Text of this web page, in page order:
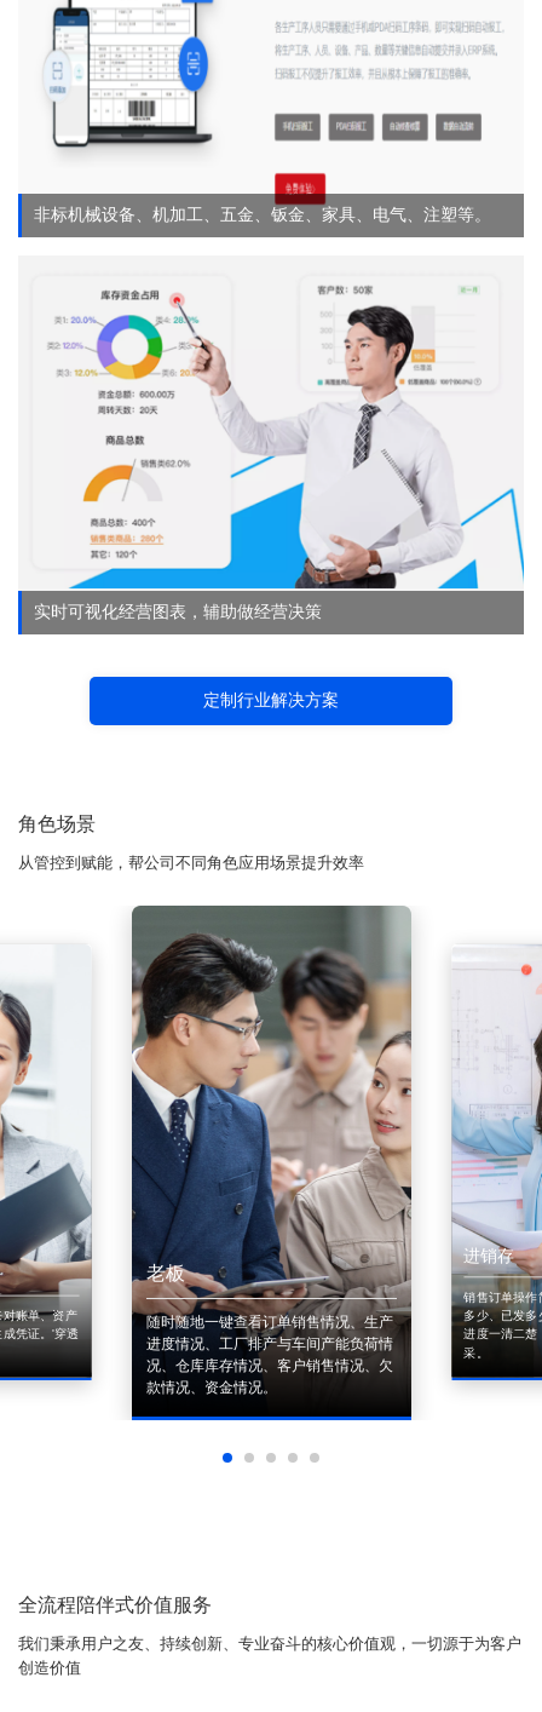
非标机械设备、机加工、五金、钣金、家具、电气、注塑等。
实时可视化经营图表，辅助做经营决策
定制行业解决方案
角色场景
从管控到赋能，帮公司不同角色应用场景提升效率
账单、资产
凭证。'穿透
老板
随时随地一键查看订单销售情况、生产
进度情况、工厂排产与车间产能负荷情
况、仓库库存情况、客户销售情况、欠
款情况、资金情况。
进销存
销售订单操作
多少、已发多
进度一清二楚
采。
全流程陪伴式价值服务
我们秉承用户之友、持续创新、专业奋斗的核心价值观，一切源于为客户
创造价值